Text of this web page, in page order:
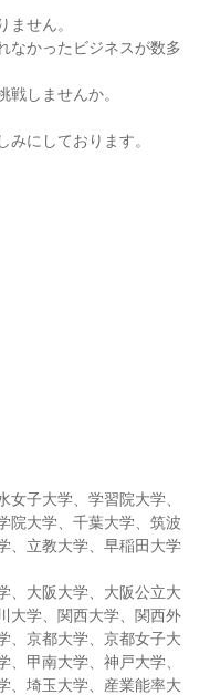
せん。
なかったビジネスが数多
しませんか。
にしております。
子大学、学習院大学、
院大学、千葉大学、筑波
、立教大学、早稲田大学
、大阪大学、大阪公立大
大学、関西大学、関西外
、京都大学、京都女子大
甲南大学、神戸大学、
、埼玉大学、産業能率大